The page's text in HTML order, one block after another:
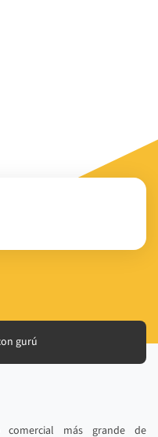
gurú
comercial más grande de